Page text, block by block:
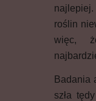
roślin
więc,
Badania
szła